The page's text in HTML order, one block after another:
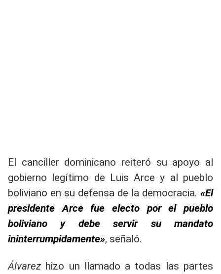
El canciller dominicano reiteró su apoyo al
gobierno legítimo de Luis Arce y al pueblo
boliviano en su defensa de la democracia. «El
presidente Arce fue electo por el pueblo
boliviano y debe servir su mandato
ininterrumpidamente», señaló.
Álvarez hizo un llamado a todas las partes